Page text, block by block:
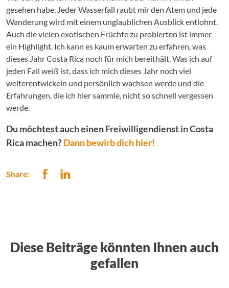
gesehen habe. Jeder Wasserfall raubt mir den Atem und jede
Wanderung wird mit einem unglaublichen Ausblick entlohnt.
Auch die vielen exotischen Früchte zu probierten ist immer
ein Highlight. Ich kann es kaum erwarten zu erfahren, was
dieses Jahr Costa Rica noch für mich bereithält. Was ich auf
jeden Fall weiß ist, dass ich mich dieses Jahr noch viel
weiterentwickeln und persönlich wachsen werde und die
Erfahrungen, die ich hier sammle, nicht so schnell vergessen
werde.
Du möchtest auch einen Freiwilligendienst in Costa
Rica machen?Dann bewirb dich hier!
Share:
Diese Beiträge könnten Ihnen auch
gefallen